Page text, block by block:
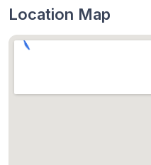
Location Map